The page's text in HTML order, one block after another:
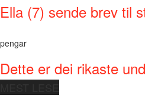
Ella (7) sende brev til
pengar
Dette er dei rikaste